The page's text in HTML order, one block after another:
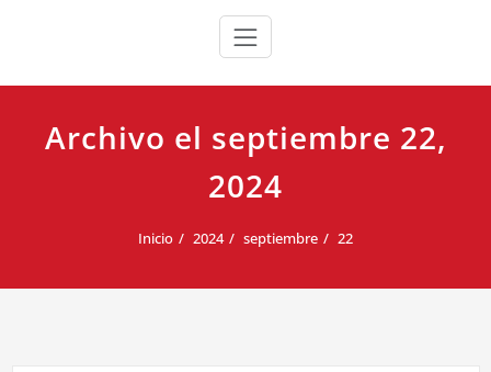
Archivo el septiembre 22,
2024
Inicio 2024 septiembre 22